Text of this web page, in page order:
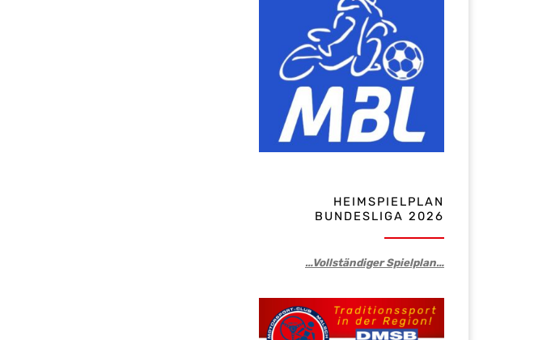
HEIMSPIELPLAN
BUNDESLIGA 2026
…Vollständiger Spielplan…